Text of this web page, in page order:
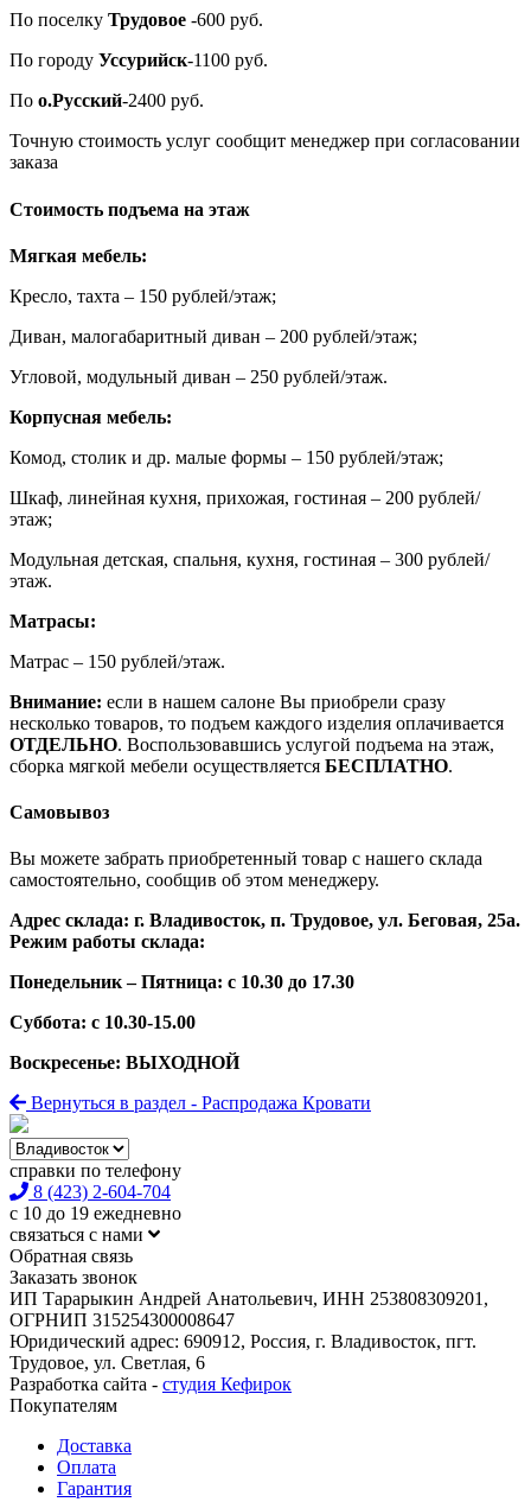
По поселку Трудовое -600 руб.
По городу Уссурийск-1100 руб.
По о.Русский-2400 руб.
Точную стоимость услуг сообщит менеджер при согласовании
заказа
Стоимость подъема на этаж
Мягкая мебель:
Кресло, тахта – 150 рублей/этаж;
Диван, малогабаритный диван – 200 рублей/этаж;
Угловой, модульный диван – 250 рублей/этаж.
Корпусная мебель:
Комод, столик и др. малые формы – 150 рублей/этаж;
Шкаф, линейная кухня, прихожая, гостиная – 200 рублей/
этаж;
Модульная детская, спальня, кухня, гостиная – 300 рублей/
этаж.
Матрасы:
Матрас – 150 рублей/этаж.
Внимание: если в нашем салоне Вы приобрели сразу
несколько товаров, то подъем каждого изделия оплачивается
ОТДЕЛЬНО. Воспользовавшись услугой подъема на этаж,
сборка мягкой мебели осуществляется БЕСПЛАТНО.
Самовывоз
Вы можете забрать приобретенный товар с нашего склада
самостоятельно, сообщив об этом менеджеру.
Адрес склада: г. Владивосток, п. Трудовое, ул. Беговая, 25а.
Режим работы склада:
Понедельник – Пятница: с 10.30 до 17.30
Суббота: с 10.30-15.00
Воскресенье: ВЫХОДНОЙ
Вернуться в раздел - Распродажа Кровати
справки по телефону
8 (423) 2-604-704
с 10 до 19 ежедневно
связаться с нами
Обратная связь
Заказать звонок
ИП Тарарыкин Андрей Анатольевич, ИНН 253808309201,
ОГРНИП 315254300008647
Юридический адрес: 690912, Россия, г. Владивосток, пгт.
Трудовое, ул. Светлая, 6
Разработка сайта - студия Кефирок
Покупателям
Доставка
Оплата
Гарантия